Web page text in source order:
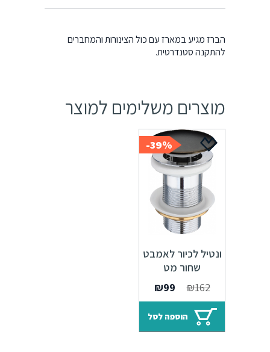
הברז מגיע במארז עם כול הצינורות והמחברים
להתקנה סטנדרטית.
מוצרים משלימים למוצר
39%-
ונטיל לכיור לאמבט
שחור מט
₪162
המחיר
המקורי
היה:
₪162.
₪99
הנוכחי
הוא:
₪99.
הוספה לסל